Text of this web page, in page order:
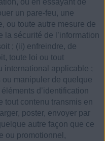
un pare-feu, une
ou toute autre mesure de
la sécurité de l’information
; (ii) enfreindre, de
toute loi ou tout
international applicable ;
manipuler de quelque
d’identification
tout contenu transmis en
poster, envoyer par
autre façon que ce
ou promotionnel,